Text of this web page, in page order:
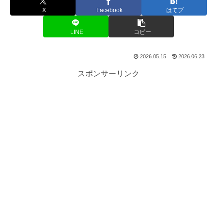
X Facebook はてブ
LINE コピー
2026.05.15 2026.06.23
スポンサーリンク